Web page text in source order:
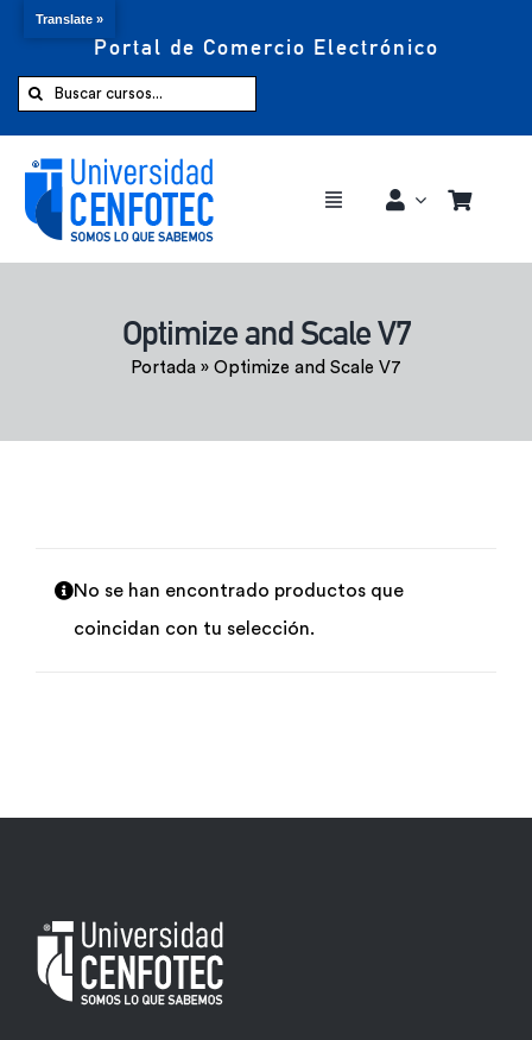
Portal de Comercio Electrónico
Buscar:
Toggle
Comprar ahora
Optimize and Scale V7
Portada » Optimize and Scale V7
No se han encontrado productos que
coincidan con tu selección.
Translate »